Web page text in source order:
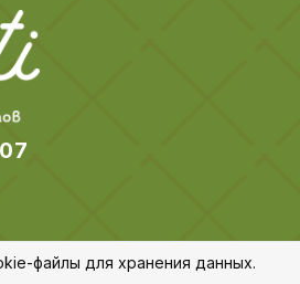
файлы для хранения данных.